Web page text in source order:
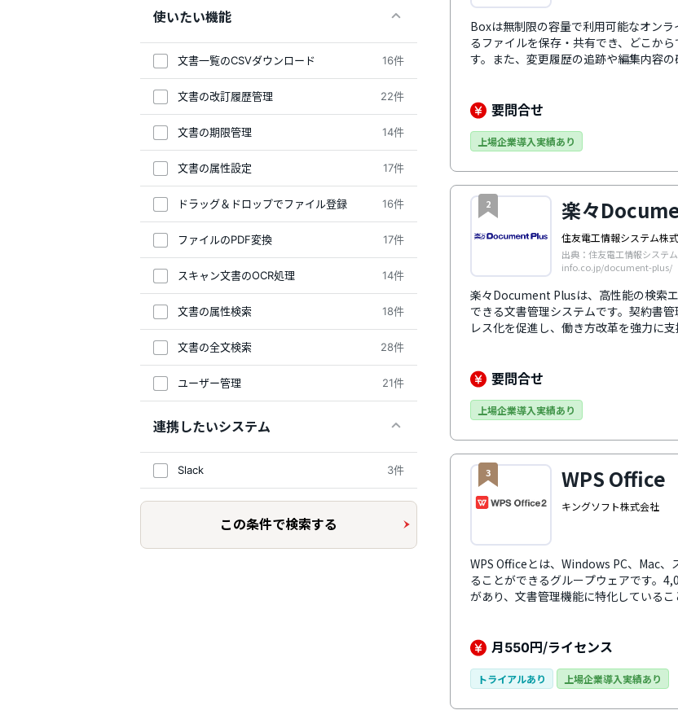
使いたい機能
文書一覧のCSVダウンロード 16件
文書の改訂履歴管理 22件
文書の期限管理 14件
文書の属性設定 17件
ドラッグ＆ドロップでファイル登録 16件
ファイルのPDF変換 17件
スキャン文書のOCR処理 14件
文書の属性検索 18件
文書の全文検索 28件
ユーザー管理 21件
連携したいシステム
Slack 3件
この条件で検索する
Boxは無制限の容量で利用可能なオン
るファイルを保存・共有でき、どこか
す。また、変更履歴の追跡や編集内容
高いセキュリティ機能で重要なデータ
Workspace、Office 365、Slack、
す。要問合せ
上場企業導入実績あり
2 楽々
住友電工情報システム株
出典：住友電工情報システ
info.co.jp/document-plus/
楽々Document Plusは、高性能の検索
できる文書管理システムです。契約書
レス化を促進し、働き方改革を強力に支
要問合せ
上場企業導入実績あり
3 WPS Office
キングソフト株式会社
WPS Officeとは、Windows PC、Mac
ることができるグループウェアです。
があり、文書管理機能に特化している
算、スライド作成、PDFビューワーな
利用することもできます。Microsoft
互換性でファイルを操作することが可
ソフトにまとめられているため、複数
トの削減にも貢献します。また、法人
メールでのサポート体制が整っている
ます。
月550円/ライセンス
トライアルあり 上場企業導入実績あり